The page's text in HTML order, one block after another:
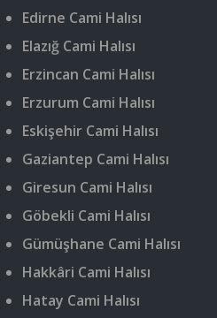
Edirne Cami Halısı
Elazığ Cami Halısı
Erzincan Cami Halısı
Erzurum Cami Halısı
Eskişehir Cami Halısı
Gaziantep Cami Halısı
Giresun Cami Halısı
Göbekli Cami Halısı
Gümüşhane Cami Halısı
Hakkâri Cami Halısı
Hatay Cami Halısı